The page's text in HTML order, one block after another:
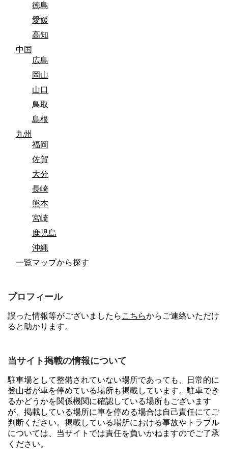
徳島
愛媛
高知
中国
広島
岡山
山口
鳥取
島根
九州
福岡
佐賀
大分
長崎
熊本
宮崎
鹿児島
沖縄
一覧マップから探す
プロフィール
誤った情報等がございましたら こちらからご連絡いただけ
ると助かります。
当サイト掲載の情報について
駐車場として整備されていない場所であっても、日常的に
登山者が車を停めている場所も掲載しています。駐車でき
るかどうかを関係機関に確認している場所もございます
が、掲載している場所に車を停める場合は自己責任にてご
判断ください。掲載している場所における事故やトラブル
については、当サイトでは責任を負いかねますのでご了承
ください。